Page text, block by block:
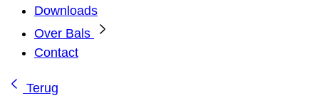
Downloads
Over Bals
Contact
Terug